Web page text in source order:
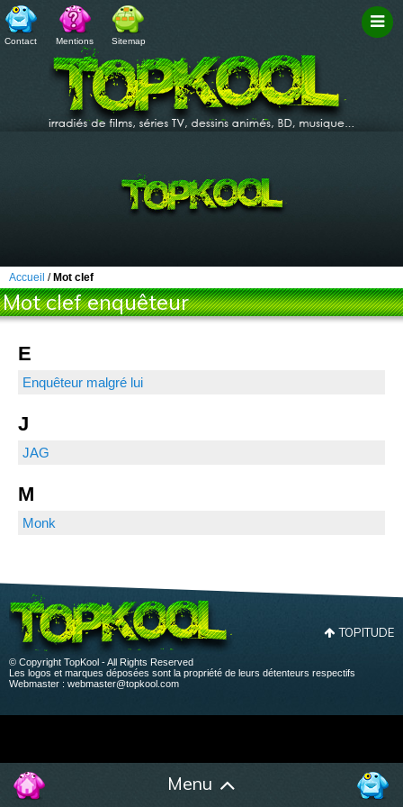
Contact Mentions Sitemap
Menu
Accueil / Mot clef
Mot clef enquêteur
E
Enquêteur malgré lui
J
JAG
M
Monk
TOPITUDE
© Copyright TopKool - All Rights Reserved
Les logos et marques déposées sont la propriété de leurs détenteurs respectifs
Webmaster : webmaster@topkool.com